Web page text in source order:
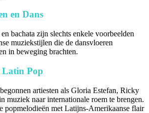
en Dans
bachata zijn slechts enkele voorbeelden
muziekstijlen die de dansvloeren
in beweging brachten.
Latin Pop
artiesten als Gloria Estefan, Ricky
muziek naar internationale roem te brengen.
popmelodieën met Latijns-Amerikaanse flair